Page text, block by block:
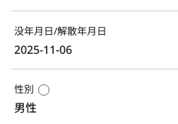
没年月日/解散年月日
2025-11-06
性別
男性